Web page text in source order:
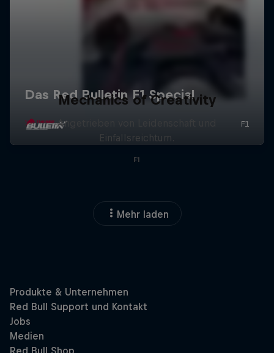
Mechanics of Creativity
Angetrieben von Leidenschaft und
Einfallsreichtum.
F1
Mehr laden